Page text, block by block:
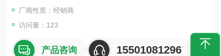
厂商性质：经销商
访问量：123
产品咨询 15501081296